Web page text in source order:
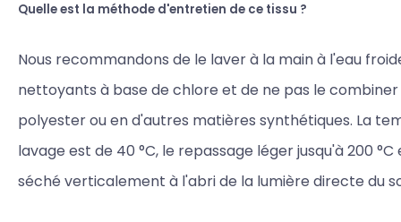
Quelle est la méthode d'entretien de ce tissu ?
Nous recommandons de le laver à la main à l'eau
nettoyants à base de chlore et de ne pas le
polyester ou en d'autres matières synthétiques. La
lavage est de 40 °C, le repassage léger jusqu'à 200
séché verticalement à l'abri de la lumière directe du